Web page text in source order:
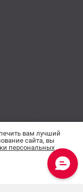
вам лучший
сайта, вы
персональных